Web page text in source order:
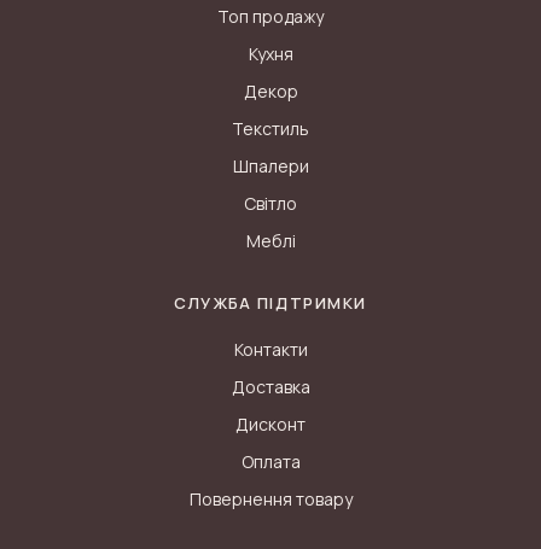
Топ продажу
Кухня
Декор
Текстиль
Шпалери
Світло
Меблі
СЛУЖБА ПІДТРИМКИ
Контакти
Доставка
Дисконт
Оплата
Повернення товару